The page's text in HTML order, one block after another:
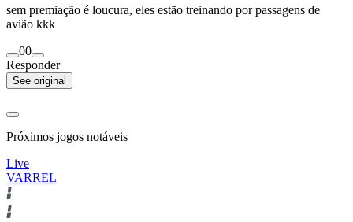
sem premiação é loucura, eles estão treinando por passagens de
avião kkk
00
Responder
See original
Próximos jogos notáveis
Live
VARREL